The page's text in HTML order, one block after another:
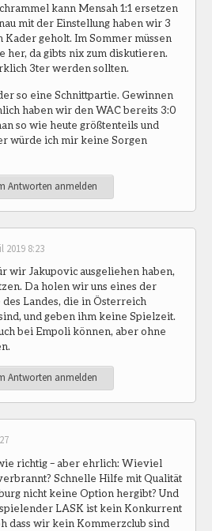
kann Mensah 1:1 ersetzen
mit der Einstellung haben wir 3
Kader geholt. Im Sommer müssen
da gibts nix zum diskutieren.
3ter werden sollten.
so eine Schnittpartie. Gewinnen
haben wir den WAC bereits 3:0
so wie heute größtenteils und
würde ich mir keine Sorgen
Antworten anmelden
2019 8:23
wir Jakupovic ausgeliehen haben,
Da holen wir uns eines der
Landes, die in Österreich
und geben ihm keine Spielzeit.
bei Empoli können, aber ohne
Antworten anmelden
richtig – aber ehrlich: Wieviel
Schnelle Hilfe mit Qualität
nicht keine Option hergibt? Und
LASK ist kein Konkurrent
dass wir kein Kommerzclub sind